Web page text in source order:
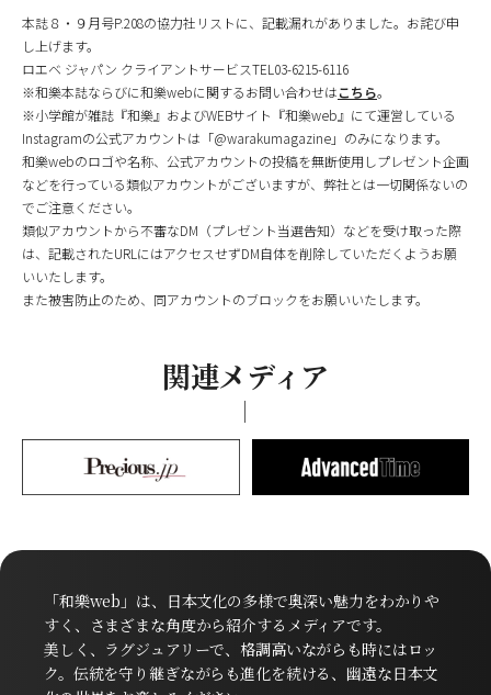
本誌８・９月号P.208の協力社リストに、記載漏れがありました。お詫び申
し上げます。
ロエベ ジャパン クライアントサービスTEL03-6215-6116
※和樂本誌ならびに和樂webに関するお問い合わせはこちら。
※小学館が雑誌『和樂』およびWEBサイト『和樂web』にて運営している
Instagramの公式アカウントは「@warakumagazine」のみになります。
和樂webのロゴや名称、公式アカウントの投稿を無断使用しプレゼント企画
などを行っている類似アカウントがございますが、弊社とは一切関係ないの
でご注意ください。
類似アカウントから不審なDM（プレゼント当選告知）などを受け取った際
は、記載されたURLにはアクセスせずDM自体を削除していただくようお願
いいたします。
また被害防止のため、同アカウントのブロックをお願いいたします。
関連メディア
「和樂web」は、日本文化の多様で奥深い魅力をわかりや
すく、さまざまな角度から紹介するメディアです。
美しく、ラグジュアリーで、格調高いながらも時にはロッ
ク。伝統を守り継ぎながらも進化を続ける、幽遠な日本文